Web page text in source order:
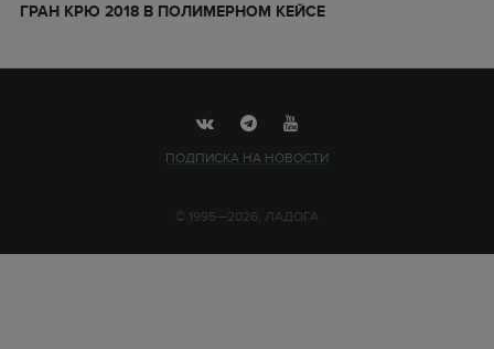
ГРАН КРЮ 2018 В ПОЛИМЕРНОМ КЕЙСЕ
ПОДПИСКА НА НОВОСТИ
© 1995—2026, ЛАДОГА